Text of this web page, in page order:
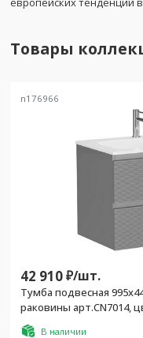
Товары
n176966
42 910₽/шт.
Тумба подвесная
раковины арт.CN7014,
В наличии